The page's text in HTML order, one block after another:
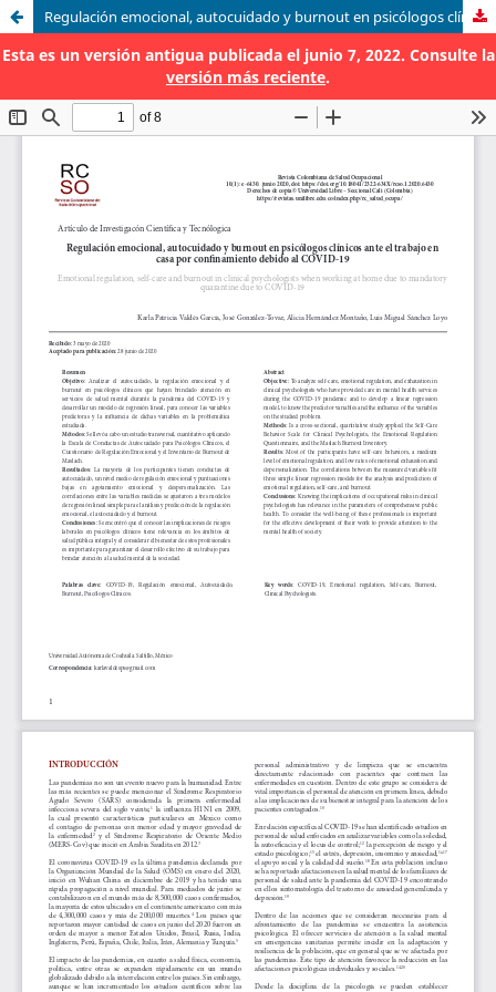
Regulación emocional, autocuidado y burnout en psicólogos clínicos ante el trabajo en casa por confinamiento debido al COVID-19
Esta es un versión antigua publicada el junio 7, 2022. Consulte la
versión más reciente.